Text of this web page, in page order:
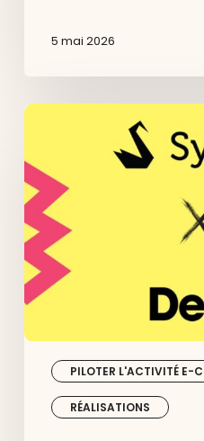
5 mai 2026
PILOTER L'ACTIVITÉ E-
RÉALISATIONS
Sylius
Agence
Sylius
pour
sites
e-
commerce
sur-
mesure